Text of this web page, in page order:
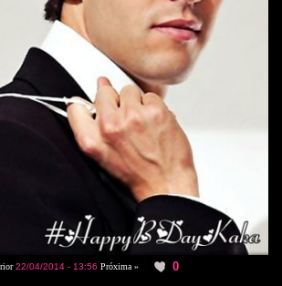
22/04/2014 - 13:56 Próxima » 0